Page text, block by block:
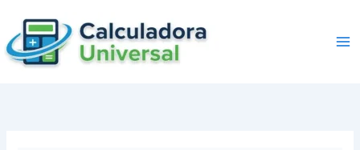
content